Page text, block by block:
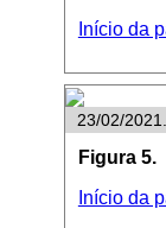
Início da
23/02/
Figura 5.
Início da